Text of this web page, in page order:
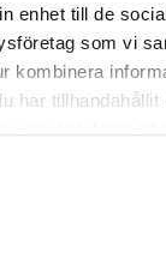
enhet till de
som vi
kombinera
har tillhandahållit